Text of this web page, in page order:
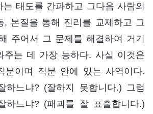
태도를 간파하고 그다음 사람의
, 본질을 통해 진리를 교제하고 그
주어서 그 문제를 해결하여 거기
주는 데 가장 능하다. 사실 이것은
분이며 직분 안에 있는 사역이다.
하느냐? (잘하지 못합니다.) 그럼
하느냐? (패괴를 잘 표출합니다.)